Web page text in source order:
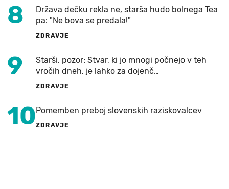
8
Država dečku rekla ne, starša hudo bolnega Tea
pa: "Ne bova se predala!"
ZDRAVJE
9
Starši, pozor: Stvar, ki jo mnogi počnejo v teh
vročih dneh, je lahko za dojenč…
ZDRAVJE
10Pomemben preboj slovenskih raziskovalcev
ZDRAVJE